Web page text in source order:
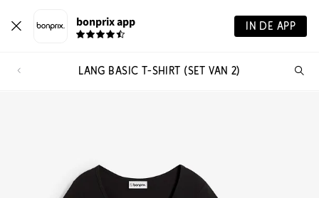
bonprix app IN DE APP
LANG BASIC T-SHIRT (SET VAN 2)